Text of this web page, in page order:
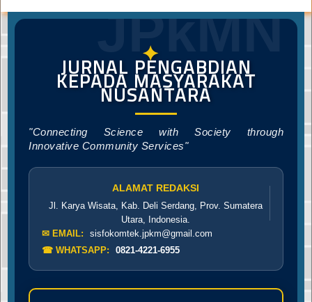
JPkMN
✦
JURNAL PENGABDIAN
KEPADA MASYARAKAT
NUSANTARA
"Connecting Science with Society through
Innovative Community Services"
ALAMAT REDAKSI
Jl. Karya Wisata, Kab. Deli Serdang, Prov. Sumatera
Utara, Indonesia.
✉ EMAIL:
sisfokomtek.jpkm@gmail.com
☎ WHATSAPP:
0821-4221-6955